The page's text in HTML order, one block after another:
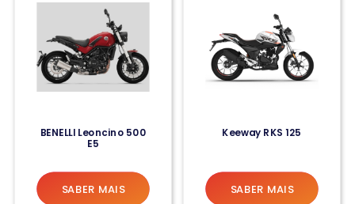
BENELLI Leoncino 500
E5
SABER MAIS
Keeway RKS 125
SABER MAIS